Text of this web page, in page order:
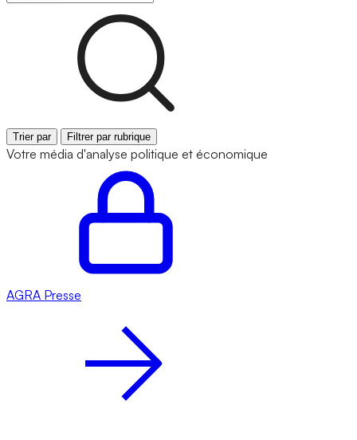
Trier par Filtrer par rubrique
Votre média d'analyse politique et économique
AGRA Presse